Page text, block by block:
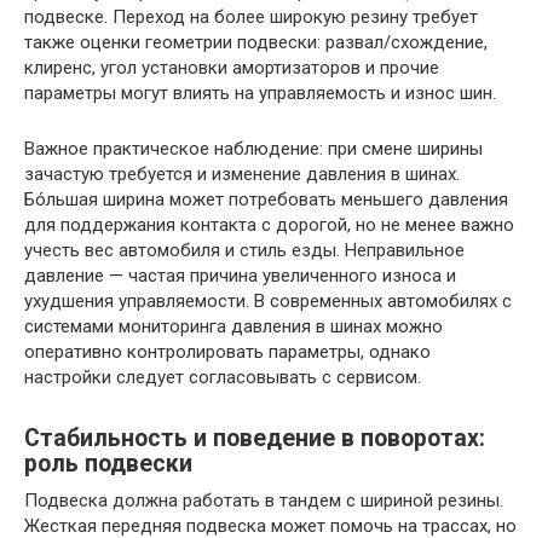
подвеске. Переход на более широкую резину требует
также оценки геометрии подвески: развал/схождение,
клиренс, угол установки амортизаторов и прочие
параметры могут влиять на управляемость и износ шин.
Важное практическое наблюдение: при смене ширины
зачастую требуется и изменение давления в шинах.
Бóльшая ширина может потребовать меньшего давления
для поддержания контакта с дорогой, но не менее важно
учесть вес автомобиля и стиль езды. Неправильное
давление — частая причина увеличенного износа и
ухудшения управляемости. В современных автомобилях с
системами мониторинга давления в шинах можно
оперативно контролировать параметры, однако
настройки следует согласовывать с сервисом.
Стабильность и поведение в поворотах:
роль подвески
Подвеска должна работать в тандем с шириной резины.
Жесткая передняя подвеска может помочь на трассах, но